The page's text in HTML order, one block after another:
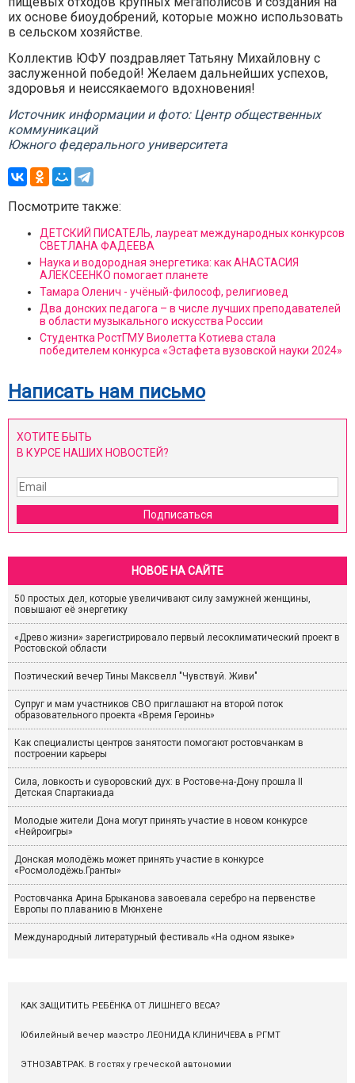
их основе биоудобрений, которые можно использовать
в сельском хозяйстве.
Коллектив ЮФУ поздравляет Татьяну Михайловну с
заслуженной победой! Желаем дальнейших успехов,
здоровья и неиссякаемого вдохновения!
Источник информации и фото: Центр общественных
коммуникаций
Южного федерального университета
Посмотрите также:
ДЕТСКИЙ ПИСАТЕЛЬ, лауреат международных конкурсов
СВЕТЛАНА ФАДЕЕВА
Наука и водородная энергетика: как АНАСТАСИЯ
АЛЕКСЕЕНКО помогает планете
Тамара Оленич - учёный-философ, религиовед
Два донских педагога – в числе лучших преподавателей
в области музыкального искусства России
Студентка РостГМУ Виолетта Котиева стала
победителем конкурса «Эстафета вузовской науки 2024»
Написать нам письмо
ХОТИТЕ БЫТЬ
В КУРСЕ НАШИХ НОВОСТЕЙ?
Подписаться
НОВОЕ НА САЙТЕ
50 простых дел, которые увеличивают силу замужней женщины,
повышают её энергетику
«Древо жизни» зарегистрировало первый лесоклиматический проект в
Ростовской области
Поэтический вечер Тины Максвелл "Чувствуй. Живи"
Супруг и мам участников СВО приглашают на второй поток
образовательного проекта «Время Героинь»
Как специалисты центров занятости помогают ростовчанкам в
построении карьеры
Сила, ловкость и суворовский дух: в Ростове-на-Дону прошла II
Детская Спартакиада
Молодые жители Дона могут принять участие в новом конкурсе
«Нейроигры»
Донская молодёжь может принять участие в конкурсе
«Росмолодёжь.Гранты»
Ростовчанка Арина Брыканова завоевала серебро на первенстве
Европы по плаванию в Мюнхене
Международный литературный фестиваль «На одном языке»
КАК ЗАЩИТИТЬ РЕБЁНКА ОТ ЛИШНЕГО ВЕСА?
Юбилейный вечер маэстро ЛЕОНИДА КЛИНИЧЕВА в РГМТ
ЭТНОЗАВТРАК. В гостях у греческой автономии